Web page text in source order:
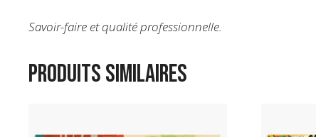
Savoir-faire et qualité professionnelle.
Produits similaires